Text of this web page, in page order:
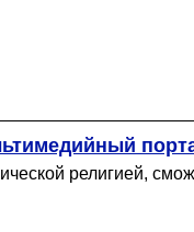
религией,